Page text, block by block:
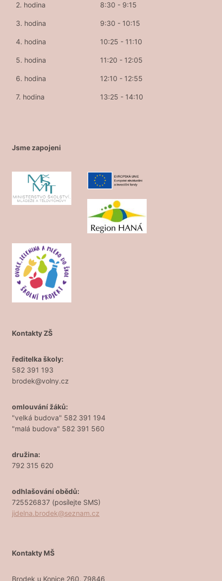
2. hodina 8:30 - 9:15
3. hodina 9:30 - 10:15
4. hodina 10:25 - 11:10
5. hodina 11:20 - 12:05
6. hodina 12:10 - 12:55
7. hodina 13:25 - 14:10
Jsme zapojeni
Kontakty ZŠ
ředitelka školy:
582 391 193
brodek@volny.cz
omlouvání žáků:
"velká budova" 582 391 194
"malá budova" 582 391 560
družina:
792 315 620
odhlašování obědů:
725526837 (posílejte SMS)
jidelna.brodek@seznam.cz
Kontakty MŠ
Brodek u Konice 260, 79846